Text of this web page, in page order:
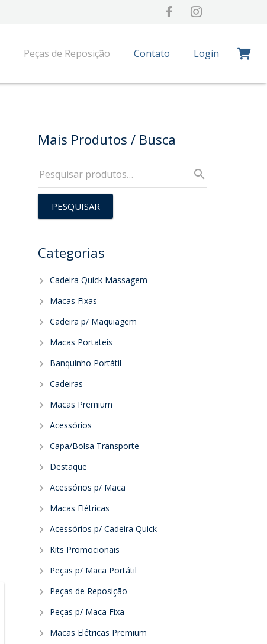
Peças de Reposição Contato Login
Mais Produtos / Busca
PESQUISAR
Categorias
Cadeira Quick Massagem
Macas Fixas
Cadeira p/ Maquiagem
Macas Portateis
Banquinho Portátil
Cadeiras
Macas Premium
Acessórios
Capa/Bolsa Transporte
Destaque
Acessórios p/ Maca
Macas Elétricas
Acessórios p/ Cadeira Quick
Kits Promocionais
Peças p/ Maca Portátil
Peças de Reposição
Peças p/ Maca Fixa
Macas Elétricas Premium